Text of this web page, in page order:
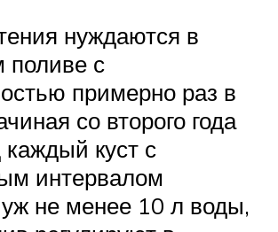
нуждаются в
поливе с
примерно раз в
со второго года
куст с
интервалом
не менее 10 л воды,